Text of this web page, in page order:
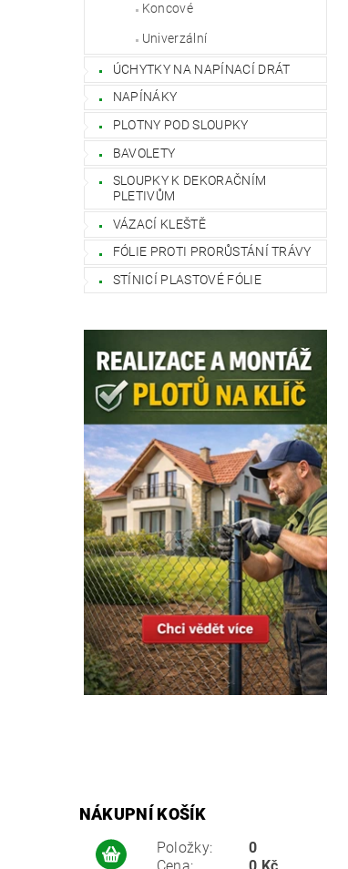
Koncové
Univerzální
ÚCHYTKY NA NAPÍNACÍ DRÁT
NAPÍNÁKY
PLOTNY POD SLOUPKY
BAVOLETY
SLOUPKY K DEKORAČNÍM
PLETIVŮM
VÁZACÍ KLEŠTĚ
FÓLIE PROTI PRORŮSTÁNÍ TRÁVY
STÍNICÍ PLASTOVÉ FÓLIE
NÁKUPNÍ KOŠÍK
Položky:
0